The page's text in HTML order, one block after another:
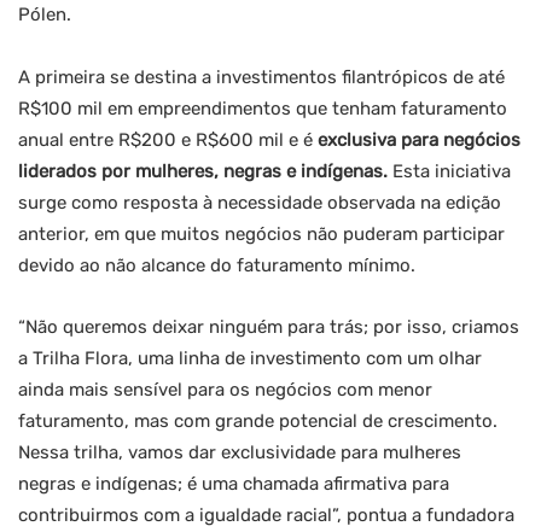
Pólen.
A primeira se destina a investimentos filantrópicos de até
R$100 mil em empreendimentos que tenham faturamento
anual entre R$200 e R$600 mil e é exclusiva para negócios
liderados por mulheres, negras e indígenas. Esta iniciativa
surge como resposta à necessidade observada na edição
anterior, em que muitos negócios não puderam participar
devido ao não alcance do faturamento mínimo.
“Não queremos deixar ninguém para trás; por isso, criamos
a Trilha Flora, uma linha de investimento com um olhar
ainda mais sensível para os negócios com menor
faturamento, mas com grande potencial de crescimento.
Nessa trilha, vamos dar exclusividade para mulheres
negras e indígenas; é uma chamada afirmativa para
contribuirmos com a igualdade racial”, pontua a fundadora